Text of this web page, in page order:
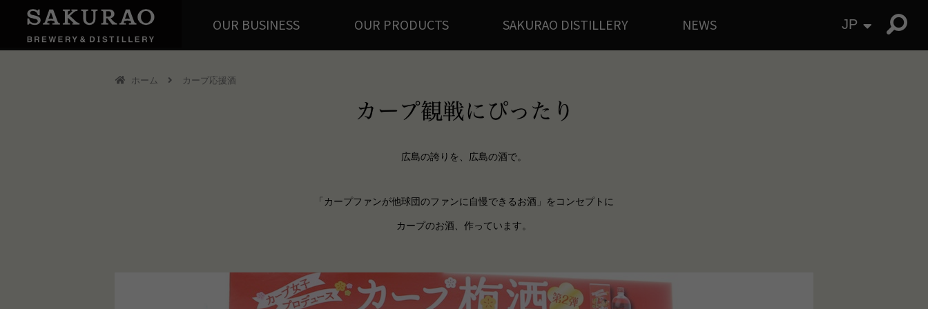
OUR BUSINESS OUR PRODUCTS SAKURAO DISTILLERY NEWS JP
ホーム カープ応援酒
広島の誇りを、広島の酒で。
「カープファンが他球団のファンに自慢できるお酒」をコンセプトに
カープのお酒、作っています。